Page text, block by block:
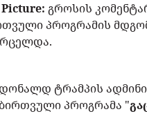
Picture:გროსის
პროგრამის
დონალდ ტრამპის
პროგრამა "